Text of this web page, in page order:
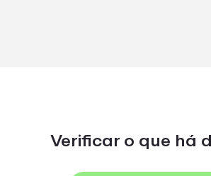
Verificar o que há